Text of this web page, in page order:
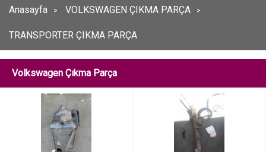
Anasayfa VOLKSWAGEN ÇIKMA PARÇA
TRANSPORTER ÇIKMA PARÇA
Volkswagen Çıkma Parça